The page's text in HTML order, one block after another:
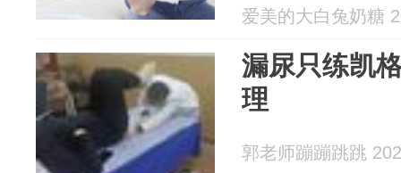
爱美的大白兔奶糖
漏尿只练凯
理
郭老师蹦蹦跳跳